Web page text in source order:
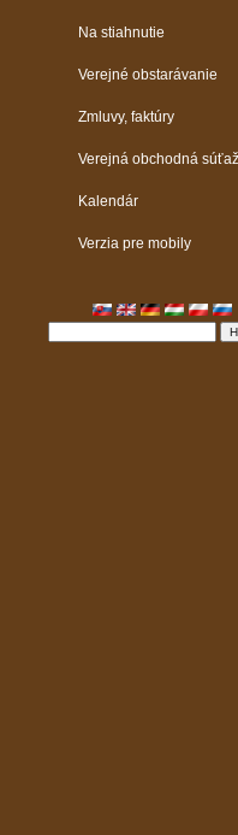
Na stiahnutie
Verejné obstarávanie
Zmluvy, faktúry
Verejná obchodná súťaž
Kalendár
Verzia pre mobily